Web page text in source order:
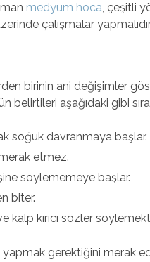
medyum hoca, çeşitli
çalışmalar
birinin ani değişimler
belirtileri aşağıdaki gibi
soğuk davranmaya başlar.
etmez.
söylememeye başlar.
biter.
kalp kırıcı sözler
gerektiğini merak